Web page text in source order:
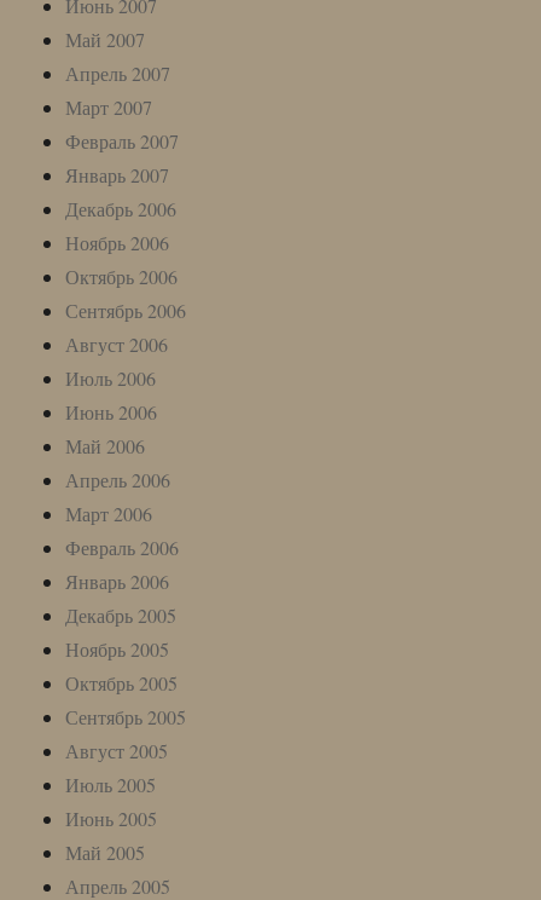
Июнь 2007
Май 2007
Апрель 2007
Март 2007
Февраль 2007
Январь 2007
Декабрь 2006
Ноябрь 2006
Октябрь 2006
Сентябрь 2006
Август 2006
Июль 2006
Июнь 2006
Май 2006
Апрель 2006
Март 2006
Февраль 2006
Январь 2006
Декабрь 2005
Ноябрь 2005
Октябрь 2005
Сентябрь 2005
Август 2005
Июль 2005
Июнь 2005
Май 2005
Апрель 2005